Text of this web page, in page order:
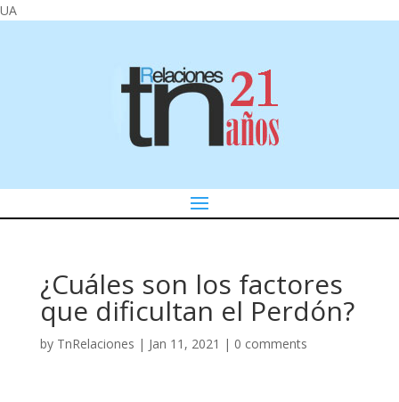
UA
¿Cuáles son los factores
que dificultan el Perdón?
by TnRelaciones | Jan 11, 2021 | 0 comments